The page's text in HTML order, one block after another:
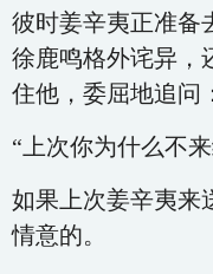
彼时姜辛夷正准备
徐鹿鸣格外诧异，
住他，委屈地追问
“上次你为什么不
如果上次姜辛夷来
情意的。